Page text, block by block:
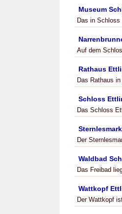
Museum
Das in
Auf dem
Rathaus
Das Rathaus
Schloss
Das Schloss
Der
Waldbad
Das Freibad
Wattkopf
Der Wattkopf